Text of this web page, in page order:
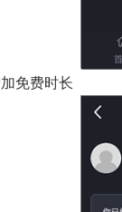
免费时长